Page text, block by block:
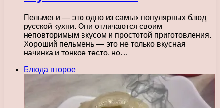
Пельмени — это одно из самых популярных блюд
русской кухни. Они отличаются своим
неповторимым вкусом и простотой приготовления.
Хороший пельмень — это не только вкусная
начинка и тонкое тесто, но…
Блюда второе